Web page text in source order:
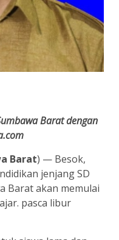
Barat dengan
Barat) — Besok,
jenjang SD
Barat akan memulai
pasca libur